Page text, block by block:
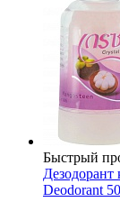
Быстрый
Дезодорант
Deodorant